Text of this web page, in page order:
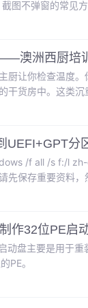
图不弹窗的常见
澳洲西厨培
厨让你检查温度
干货房中。这类
票。你的经理让
，发现它们已部
UEFI+GPT分
/f all /s f:/l zh-
保存重要资料
装Win8和
作32位PE启
动盘主要是用于
PE。